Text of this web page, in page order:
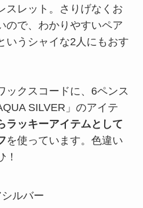
スレット。さりげなくお
ので、わかりやすいペア
うシャイな2人にもおす
ックスコードに、6ペンス
SILVER」のアイテ
ラッキーアイテムとして
を使っています。色違い
！
ルバー